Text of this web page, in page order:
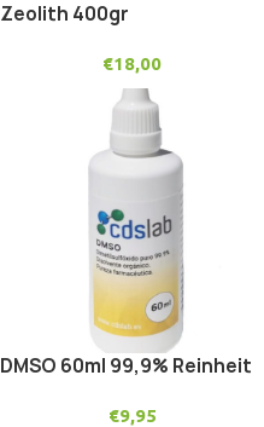
Zeolith 400gr
€18,00
DMSO 60ml 99,9% Reinheit
€9,95